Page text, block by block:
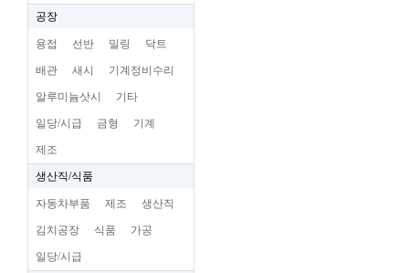
공장
용접 선반 밀링 닥트
배관 새시 기계정비수리
알루미늄삿시 기타
일당/시급 금형 기계
제조
생산직/식품
자동차부품 제조 생산직
김치공장 식품 가공
일당/시급